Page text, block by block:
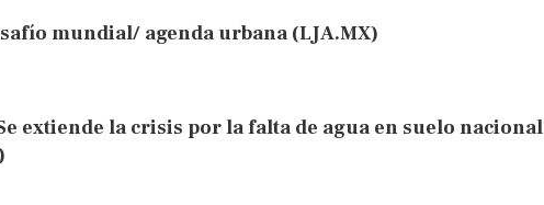
mundial/ agenda urbana (LJA.MX)
extiende la crisis por la falta de agua en suelo nacional